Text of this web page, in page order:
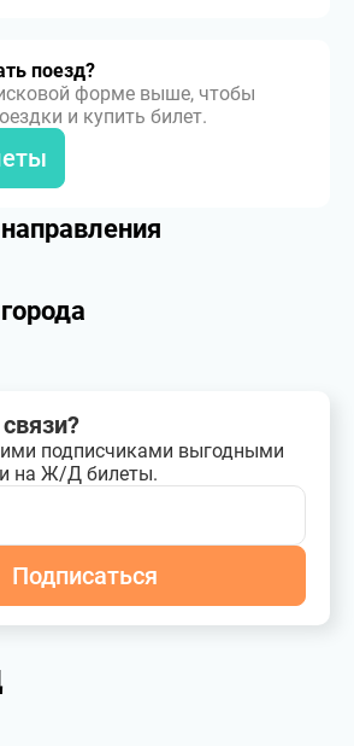
поезд?
форме выше, чтобы
и купить билет.
подписчиками выгодными
на Ж/Д билеты.
Подписаться